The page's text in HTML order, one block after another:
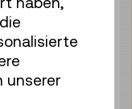
Tickets
unserer